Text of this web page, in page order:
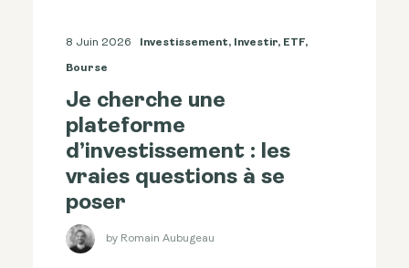
8 Juin 2026 Investissement, Investir, ETF,
Bourse
Je cherche une
plateforme
d’investissement : les
vraies questions à se
poser
by Romain Aubugeau